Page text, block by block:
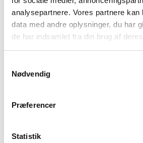
analysepartnere. Vores partnere kan
data med andre oplysninger, du har
de har indsamlet fra din brug af
Nødvendig
Præferencer
Statistik
Vælg Størrelse